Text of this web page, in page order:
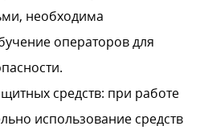
необходима
операторов для
средств: при работе
использование средств